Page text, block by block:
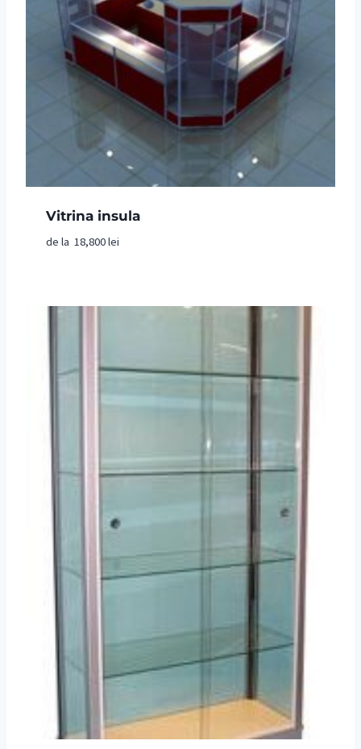
Vitrina insula
de la 18,800lei